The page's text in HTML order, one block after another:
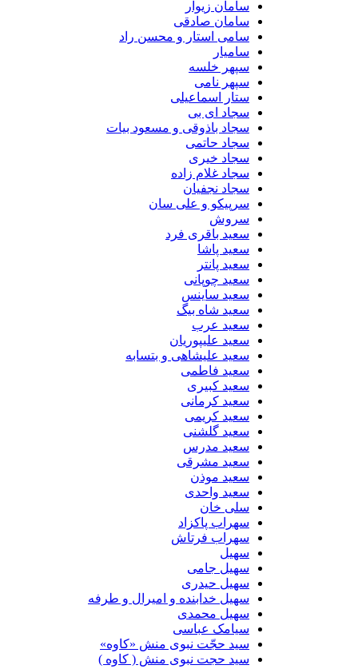
سامان زیوار
سامان صادقی
سامی استار و محسن راد
سامیار
سپهر خلسه
سپهر نامی
ستار اسماعیلی
سجاد ای بی
سجاد باذوقی و مسعود بیات
سجاد حاتمی
سجاد خیری
سجاد غلام زاده
سجاد نجفیان
سرپیکو و علی سان
سروش
سعید باقری فرد
سعید پاشا
سعید پانتر
سعید چوپانی
سعید ساینس
سعید شاه بیگ
سعید عرب
سعید علیپوریان
سعید علیشاهی و بتسابه
سعید فاطمی
سعید کبیری
سعید کرمانی
سعید کریمی
سعید گلشنی
سعید مدرس
سعید مشرقی
سعید موذن
سعید واحدی
سلی خان
سهراب پاکزاد
سهراب فرتاش
سهیل
سهیل جامی
سهیل حیدری
سهیل خدابنده و امیرال و طرفه
سهیل محمدی
سیامک عباسی
سید حجّت نبوی منش «کاوه»
سید حجت نبوی منش ( کاوه )